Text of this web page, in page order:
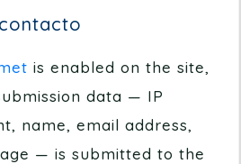
is enabled on the site,
data — IP
name, email address,
— is submitted to the